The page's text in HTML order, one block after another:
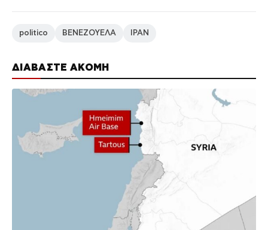
ΔΙΑΒΑΣΤΕ ΑΚΟΜΗ
politico ΒΕΝΕΖΟΥΕΛΑ ΙΡΑΝ